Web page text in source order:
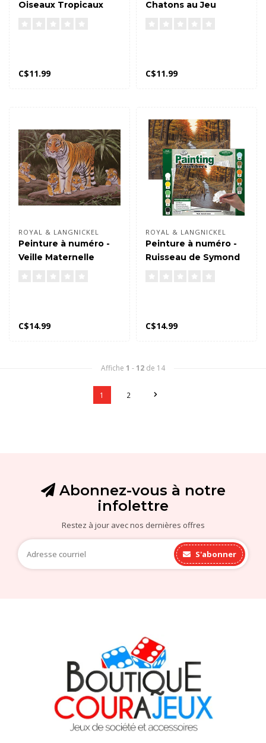
Oiseaux Tropicaux
C$11.99
Chatons au Jeu
C$11.99
ROYAL & LANGNICKEL
Peinture à numéro -
Veille Maternelle
C$14.99
ROYAL & LANGNICKEL
Peinture à numéro -
Ruisseau de Symond
C$14.99
Affiche 1 - 12 de 14
1 2
Abonnez-vous à notre
infolettre
Restez à jour avec nos dernières offres
S'abonner